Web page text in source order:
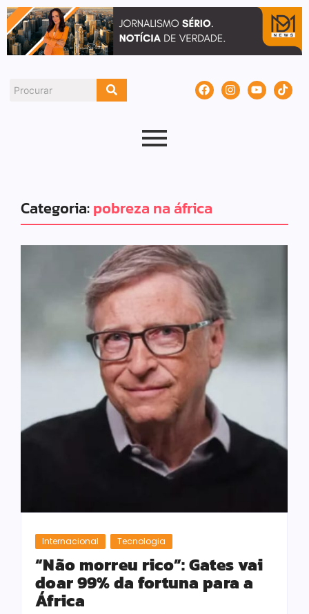
Categoria:pobreza na áfrica
Internacional Tecnologia
“Não morreu rico”: Gates vai
doar 99% da fortuna para a
África